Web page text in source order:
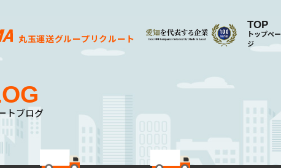
丸玉運送グループ リクルート
TOP
トップペー
ジ
トブログ